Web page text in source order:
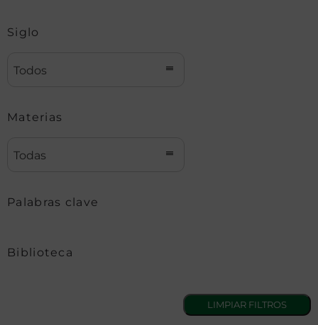
Siglo
Todos
Materias
Todas
Palabras clave
Biblioteca